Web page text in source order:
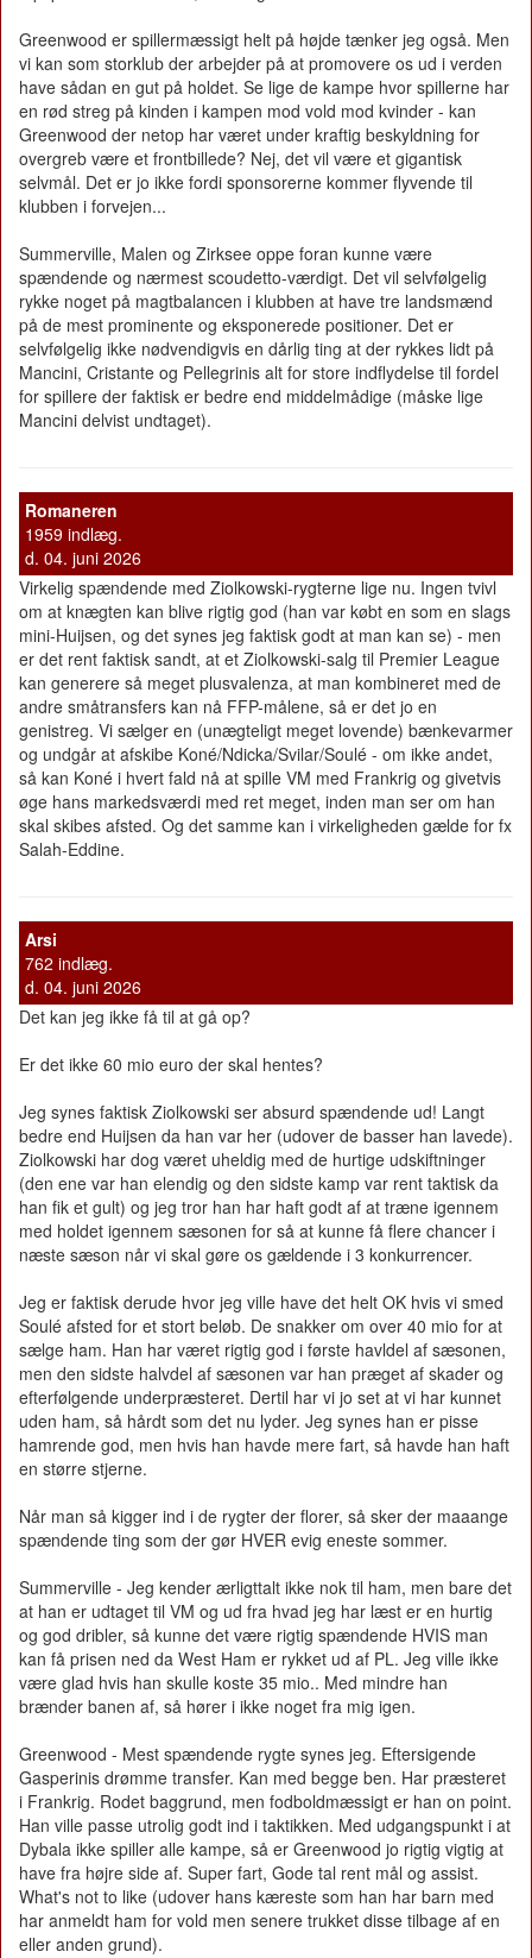
Greenwood er spillermæssigt helt på højde tænker jeg også. Men
vi kan som storklub der arbejder på at promovere os ud i verden
have sådan en gut på holdet. Se lige de kampe hvor spillerne har
en rød streg på kinden i kampen mod vold mod kvinder - kan
Greenwood der netop har været under kraftig beskyldning for
overgreb være et frontbillede? Nej, det vil være et gigantisk
selvmål. Det er jo ikke fordi sponsorerne kommer flyvende til
klubben i forvejen...
Summerville, Malen og Zirksee oppe foran kunne være
spændende og nærmest scoudetto-værdigt. Det vil selvfølgelig
rykke noget på magtbalancen i klubben at have tre landsmænd
på de mest prominente og eksponerede positioner. Det er
selvfølgelig ikke nødvendigvis en dårlig ting at der rykkes lidt på
Mancini, Cristante og Pellegrinis alt for store indflydelse til fordel
for spillere der faktisk er bedre end middelmådige (måske lige
Mancini delvist undtaget).
Romaneren
1959 indlæg.
d. 04. juni 2026
Virkelig spændende med Ziolkowski-rygterne lige nu. Ingen tvivl
om at knægten kan blive rigtig god (han var købt en som en slags
mini-Huijsen, og det synes jeg faktisk godt at man kan se) - men
er det rent faktisk sandt, at et Ziolkowski-salg til Premier League
kan generere så meget plusvalenza, at man kombineret med de
andre småtransfers kan nå FFP-målene, så er det jo en
genistreg. Vi sælger en (unægteligt meget lovende) bænkevarmer
og undgår at afskibe Koné/Ndicka/Svilar/Soulé - om ikke andet,
så kan Koné i hvert fald nå at spille VM med Frankrig og givetvis
øge hans markedsværdi med ret meget, inden man ser om han
skal skibes afsted. Og det samme kan i virkeligheden gælde for fx
Salah-Eddine.
Arsi
762 indlæg.
d. 04. juni 2026
Det kan jeg ikke få til at gå op?
Er det ikke 60 mio euro der skal hentes?
Jeg synes faktisk Ziolkowski ser absurd spændende ud! Langt
bedre end Huijsen da han var her (udover de basser han lavede).
Ziolkowski har dog været uheldig med de hurtige udskiftninger
(den ene var han elendig og den sidste kamp var rent taktisk da
han fik et gult) og jeg tror han har haft godt af at træne igennem
med holdet igennem sæsonen for så at kunne få flere chancer i
næste sæson når vi skal gøre os gældende i 3 konkurrencer.
Jeg er faktisk derude hvor jeg ville have det helt OK hvis vi smed
Soulé afsted for et stort beløb. De snakker om over 40 mio for at
sælge ham. Han har været rigtig god i første havldel af sæsonen,
men den sidste halvdel af sæsonen var han præget af skader og
efterfølgende underpræsteret. Dertil har vi jo set at vi har kunnet
uden ham, så hårdt som det nu lyder. Jeg synes han er pisse
hamrende god, men hvis han havde mere fart, så havde han haft
en større stjerne.
Når man så kigger ind i de rygter der florer, så sker der maaange
spændende ting som der gør HVER evig eneste sommer.
Summerville - Jeg kender ærligttalt ikke nok til ham, men bare det
at han er udtaget til VM og ud fra hvad jeg har læst er en hurtig
og god dribler, så kunne det være rigtig spændende HVIS man
kan få prisen ned da West Ham er rykket ud af PL. Jeg ville ikke
være glad hvis han skulle koste 35 mio.. Med mindre han
brænder banen af, så hører i ikke noget fra mig igen.
Greenwood - Mest spændende rygte synes jeg. Eftersigende
Gasperinis drømme transfer. Kan med begge ben. Har præsteret
i Frankrig. Rodet baggrund, men fodboldmæssigt er han on point.
Han ville passe utrolig godt ind i taktikken. Med udgangspunkt i at
Dybala ikke spiller alle kampe, så er Greenwood jo rigtig vigtig at
have fra højre side af. Super fart, Gode tal rent mål og assist.
What's not to like (udover hans kæreste som han har barn med
har anmeldt ham for vold men senere trukket disse tilbage af en
eller anden grund).